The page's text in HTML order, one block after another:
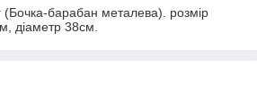
(Бочка-барабан металева). розмір
діаметр 38см.